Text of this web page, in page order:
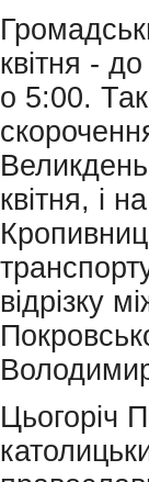
квітня -
о 5:00.
квітня, і
відрізку
Цьогоріч